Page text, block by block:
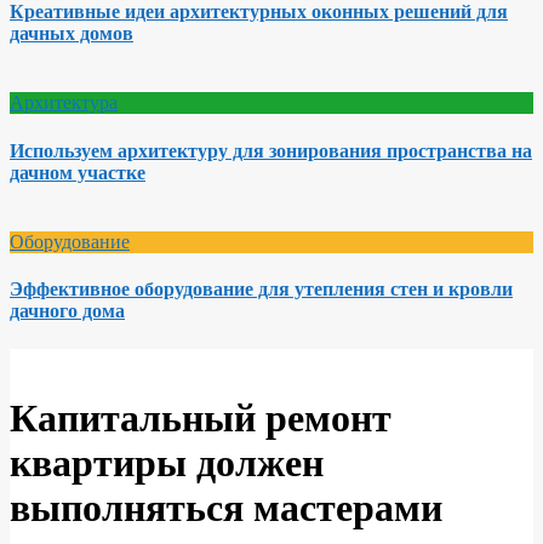
Креативные идеи архитектурных оконных решений для
дачных домов
Архитектура
Используем архитектуру для зонирования пространства на
дачном участке
Оборудование
Эффективное оборудование для утепления стен и кровли
дачного дома
Капитальный ремонт
квартиры должен
выполняться мастерами